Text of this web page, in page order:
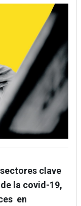
clave
la covid-19,
en